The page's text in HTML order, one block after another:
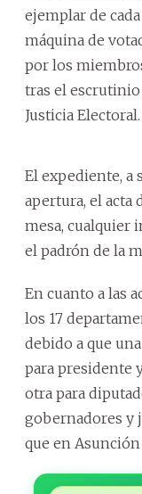
ejemplar de
máquina de
por los
tras el
Justicia Electoral.
El expediente, a
apertura, el acta
mesa, cualquier
el padrón de la
En cuanto a las
los 17
debido a que
para presidente
otra para
gobernadores y
que en